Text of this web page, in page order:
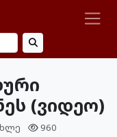
(ვიდეო)
960